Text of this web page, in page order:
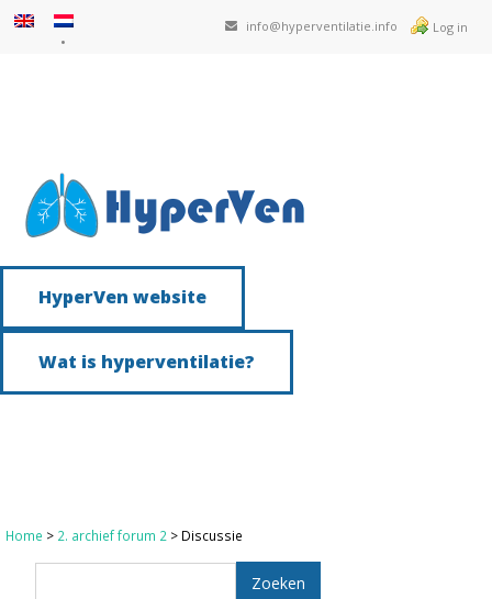
info@hyperventilatie.info Log in
HyperVen website
Wat is hyperventilatie?
Home > 2. archief forum 2 > Discussie